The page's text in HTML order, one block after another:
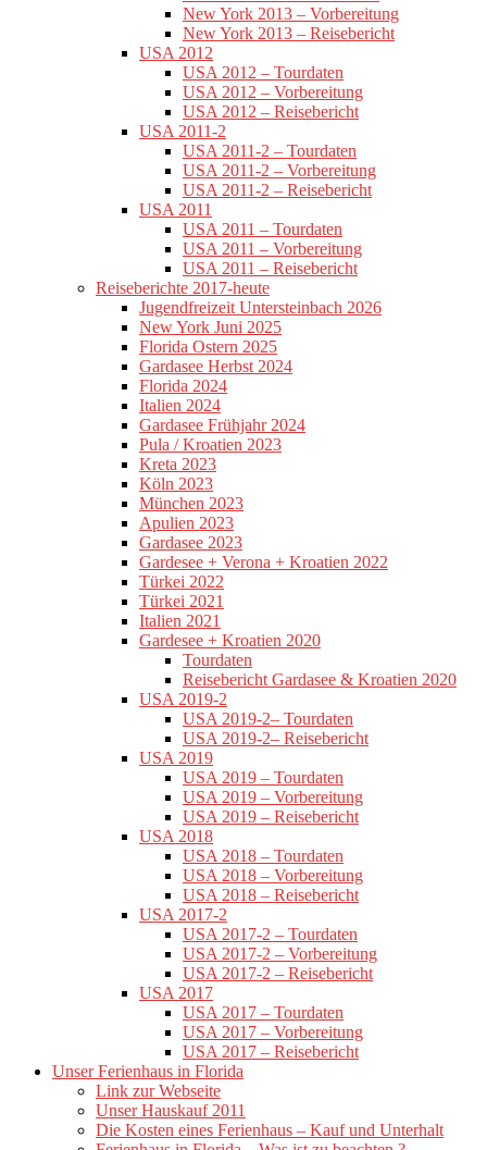
New York 2013 – Vorbereitung
New York 2013 – Reisebericht
USA 2012
USA 2012 – Tourdaten
USA 2012 – Vorbereitung
USA 2012 – Reisebericht
USA 2011-2
USA 2011-2 – Tourdaten
USA 2011-2 – Vorbereitung
USA 2011-2 – Reisebericht
USA 2011
USA 2011 – Tourdaten
USA 2011 – Vorbereitung
USA 2011 – Reisebericht
Reiseberichte 2017-heute
Jugendfreizeit Untersteinbach 2026
New York Juni 2025
Florida Ostern 2025
Gardasee Herbst 2024
Florida 2024
Italien 2024
Gardasee Frühjahr 2024
Pula / Kroatien 2023
Kreta 2023
Köln 2023
München 2023
Apulien 2023
Gardasee 2023
Gardesee + Verona + Kroatien 2022
Türkei 2022
Türkei 2021
Italien 2021
Gardesee + Kroatien 2020
Tourdaten
Reisebericht Gardasee & Kroatien 2020
USA 2019-2
USA 2019-2– Tourdaten
USA 2019-2– Reisebericht
USA 2019
USA 2019 – Tourdaten
USA 2019 – Vorbereitung
USA 2019 – Reisebericht
USA 2018
USA 2018 – Tourdaten
USA 2018 – Vorbereitung
USA 2018 – Reisebericht
USA 2017-2
USA 2017-2 – Tourdaten
USA 2017-2 – Vorbereitung
USA 2017-2 – Reisebericht
USA 2017
USA 2017 – Tourdaten
USA 2017 – Vorbereitung
USA 2017 – Reisebericht
Unser Ferienhaus in Florida
Link zur Webseite
Unser Hauskauf 2011
Die Kosten eines Ferienhaus – Kauf und Unterhalt